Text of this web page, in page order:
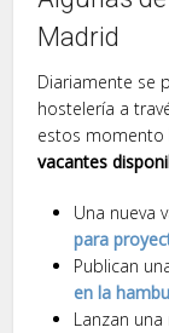
Madrid
Diariamente se
hostelería a
estos momento
vacantes
Una nueva
para
Publican
en la
Lanzan